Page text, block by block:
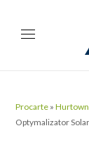
Procarte »
Optymalizator